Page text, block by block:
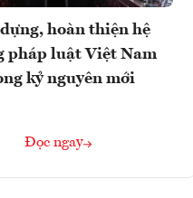
hoàn thiện hệ
pháp luật Việt Nam
kỷ nguyên mới
Đọc ngay